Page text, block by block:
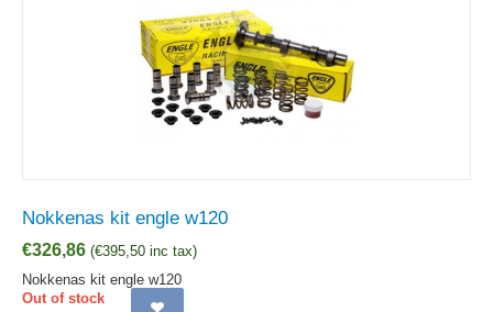
Nokkenas kit engle w120
€326,86 (€395,50 inc tax)
Nokkenas kit engle w120
Out of stock